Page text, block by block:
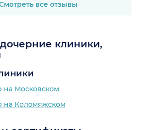
все отзывы
клиники,
на Московском
на Коломяжском